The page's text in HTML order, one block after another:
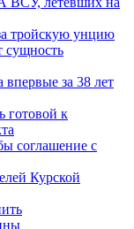
тройскую унцию
за 38 лет
готовой к
соглашение с
Курской